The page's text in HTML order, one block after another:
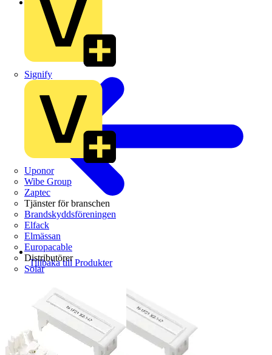
Signify
Uponor
Wibe Group
Zaptec
Tjänster för branschen
Brandskyddsföreningen
Elfack
Elmässan
Europacable
Distributörer
Solar
Tillbaka till Produkter